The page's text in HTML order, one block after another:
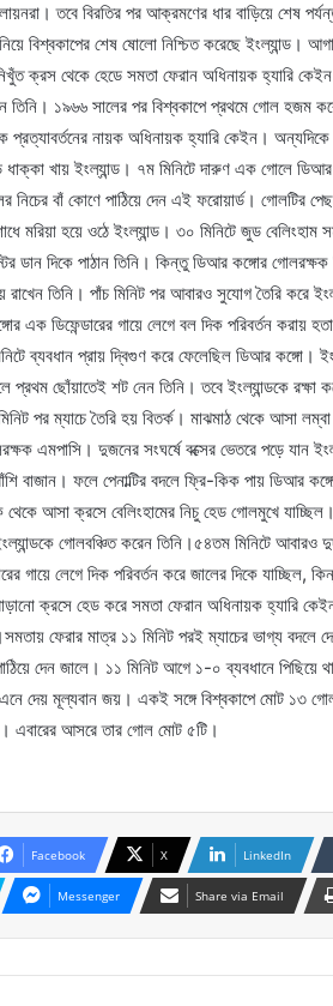
লায়নরা। তবে বিরতির পর আক্রমণের ধার বাড়িয়ে শেষ
বিশ্বকাপের শেষ ষোলো নিশ্চিত করেছে ইংল্যান্ড।
ক্রস থেকে হেডে সমতা ফেরান অধিনায়ক হ্যারি
তিনি। ১৯৬৬ সালের পর বিশ্বকাপে প্রথমে গোল হজম
নায়ক অধিনায়ক হ্যারি কেইন।
খায় ইংল্যান্ড। ৭ম মিনিটে দারুণ এক গোলে ডিআর
নিচের বাঁ কোণে পাঠিয়ে দেন এই ফরোয়ার্ড। গোলটির
মরিয়া হয়ে ওঠে ইংল্যান্ড। ৩০ মিনিটে জুড
ডান দিকে পাঠান তিনি। কিন্তু ডিআর কঙ্গোর গোলরক্ষক
রাখেন তিনি। পাঁচ মিনিট পর আবারও সুযোগ তৈরি করে
এক ডিফেন্ডারের গায়ে লেগে বল দিক পরিবর্তন করায়
ব্যবধান প্রায় দ্বিগুণ করে ফেলেছিল ডিআর কঙ্গো।
প্রথম ছোঁয়াতেই শট নেন তিনি। তবে ইংল্যান্ডকে
পর ম্যাচে তৈরি হয় বিতর্ক। মাঝমাঠ থেকে আসা
এমপাসি। দুজনের সংঘর্ষে বক্সের ভেতরে পড়ে যান
বাজান। ফলে পেনাল্টির বদলে ফ্রি-কিক পায় ডিআর
থেকে আসা ক্রসে বেলিংহামের নিচু হেড গোলমুখে
গোলবঞ্চিত করেন তিনি।৫৪তম মিনিটে
গায়ে লেগে দিক পরিবর্তন করে জালের দিকে যাচ্ছিল,
ক্রসে হেড করে সমতা ফেরান অধিনায়ক হ্যারি
ফেরার মাত্র ১১ মিনিট পরই ম্যাচের ভাগ্য বদলে
দেন জালে। ১১ মিনিট আগে ১-০ ব্যবধানে
এনে দেয় মূল্যবান জয়। একই সঙ্গে বিশ্বকাপে মোট ১৩
এবারের আসরে তার গোল মোট ৫টি।
Facebook X LinkedIn
Messenger Share via Email